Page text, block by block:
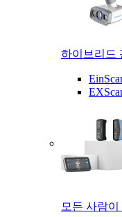
하이브리드
모든 사람